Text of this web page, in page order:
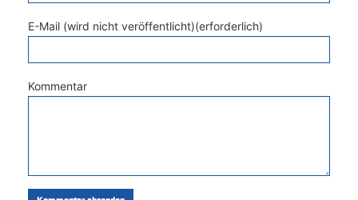
E-Mail (wird nicht veröffentlicht)(erforderlich)
Kommentar